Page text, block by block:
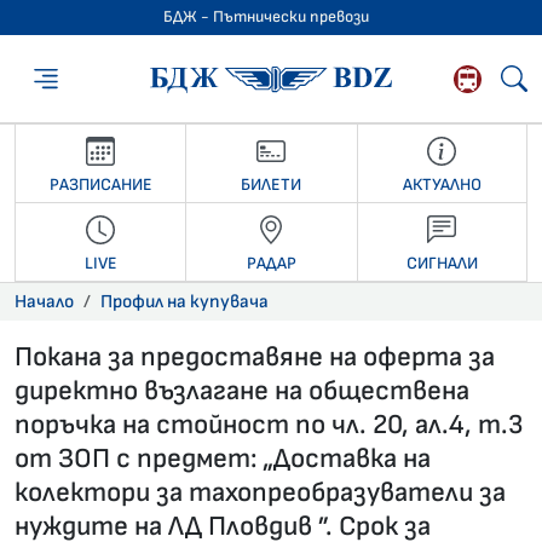
БДЖ - Пътнически превози
БДЖ -
РАЗПИСАНИЕ БИЛЕТИ АКТУАЛНО
LIVE РАДАР СИГНАЛИ
Начало Профил на купувача
Покана за предоставяне на оферта за
директно възлагане на обществена
поръчка на стойност по чл. 20, ал.4, т.3
от ЗОП с предмет: „Доставка на
колектори за тахопреобразуватели за
нуждите на ЛД Пловдив ”. Срок за